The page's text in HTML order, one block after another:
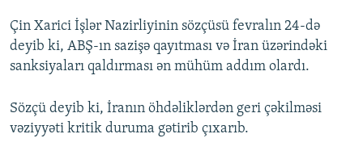
Çin Xarici İşlər Nazirliyinin sözçüsü fevralın 24-də
deyib ki, ABŞ-ın sazişə qayıtması və İran üzərindəki
sanksiyaları qaldırması ən mühüm addım olardı.
Sözçü deyib ki, İranın öhdəliklərdən geri çəkilməsi
vəziyyəti kritik duruma gətirib çıxarıb.